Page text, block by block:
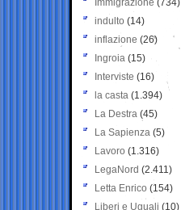
Immigrazione (734)
indulto (14)
inflazione (26)
Ingroia (15)
Interviste (16)
la casta (1.394)
La Destra (45)
La Sapienza (5)
Lavoro (1.316)
LegaNord (2.411)
Letta Enrico (154)
Liberi e Uguali (10)